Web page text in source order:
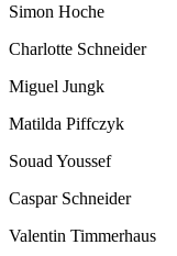
Simon Hoche
Charlotte Schneider
Miguel Jungk
Matilda Piffczyk
Souad Youssef
Caspar Schneider
Valentin Timmerhaus